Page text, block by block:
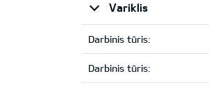
Variklis
Darbinis tūris:
Darbinis tūris: